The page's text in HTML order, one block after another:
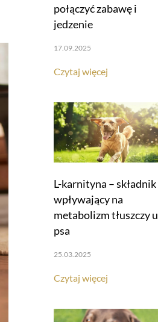
połączyć zabawę i
jedzenie
17.09.2025
Czytaj więcej
L-karnityna – składnik
wpływający na
metabolizm tłuszczy u
psa
25.03.2025
Czytaj więcej